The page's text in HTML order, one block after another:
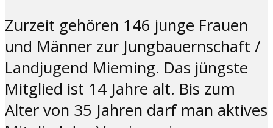
Zurzeit gehören 146 junge Frauen
und Männer zur Jungbauernschaft /
Landjugend Mieming. Das jüngste
Mitglied ist 14 Jahre alt. Bis zum
Alter von 35 Jahren darf man aktives